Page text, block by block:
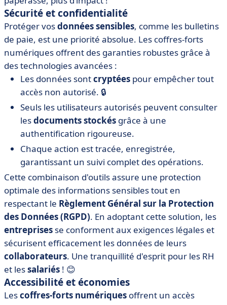
Sécurité et confidentialité
Protéger vosdonnées sensibles, comme les bulletins
de paie, est une priorité absolue. Les coffres-forts
numériques offrent des garanties robustes grâce à
des technologies avancées :
Les données sontcryptées pour empêcher tout
accès non autorisé. 🔒
Seuls les utilisateurs autorisés peuvent consulter
lesdocuments stockés grâce à une
authentification rigoureuse.
Chaque action est tracée, enregistrée,
garantissant un suivi complet des opérations.
Cette combinaison d'outils assure une protection
optimale des informations sensibles tout en
respectant le Règlement Général sur la Protection
des Données (RGPD). En adoptant cette solution, les
entreprises se conforment aux exigences légales et
sécurisent efficacement les données de leurs
collaborateurs. Une tranquillité d'esprit pour les RH
et lessalariés ! 😊
Accessibilité et économies
Lescoffres-forts numériques offrent un accès